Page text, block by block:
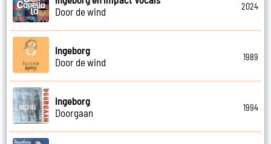
Door de wind
2024
Ingeborg
Door de wind
1989
Ingeborg
Doorgaan
1994